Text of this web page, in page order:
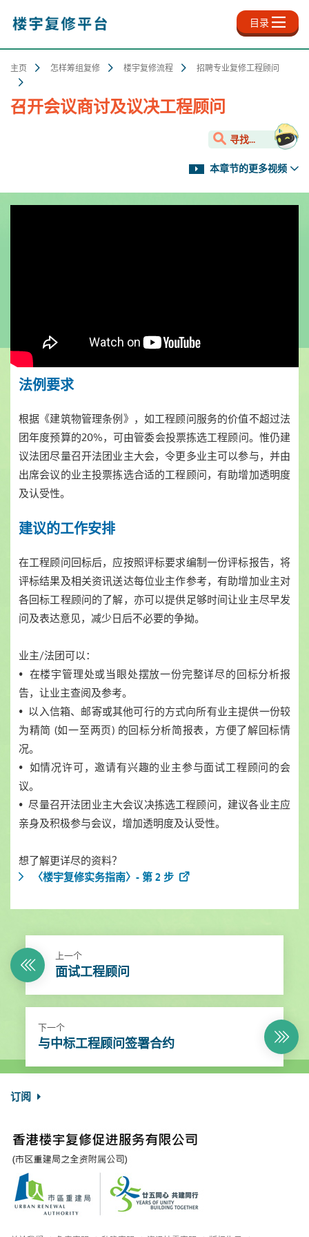
内
目录
主页 怎样筹组复修 楼宇复修流程 招聘专业复修工程顾问
召开会议商讨及议决工程顾问
寻找...
本章节的更多视频
法例要求
根据《建筑物管理条例》，如工程顾问服务的价值不超过法
团年度预算的20%，可由管委会投票拣选工程顾问。惟仍建
议法团尽量召开法团业主大会，令更多业主可以参与，并由
出席会议的业主投票拣选合适的工程顾问，有助增加透明度
及认受性。
建议的工作安排
在工程顾问回标后，应按照评标要求编制一份评标报告，将
评标结果及相关资讯送达每位业主作参考，有助增加业主对
各回标工程顾问的了解，亦可以提供足够时间让业主尽早发
问及表达意见，减少日后不必要的争拗。
业主/法团可以：
• 在楼宇管理处或当眼处摆放一份完整详尽的回标分析报
告，让业主查阅及参考。
• 以入信箱、邮寄或其他可行的方式向所有业主提供一份较
为精简 (如一至两页) 的回标分析简报表，方便了解回标情
况。
• 如情况许可，邀请有兴趣的业主参与面试工程顾问的会
议。
• 尽量召开法团业主大会议决拣选工程顾问，建议各业主应
亲身及积极参与会议，增加透明度及认受性。
想了解更详尽的资料？
〈楼宇复修实务指南〉- 第 2 步
上一个
面试工程顾问
下一个
与中标工程顾问签署合约
订阅